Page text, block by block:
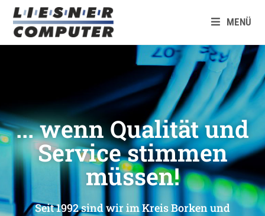
MENÜ
... wenn Qualität und
Service stimmen
müssen!
Seit 1992 sind wir im Kreis Borken und